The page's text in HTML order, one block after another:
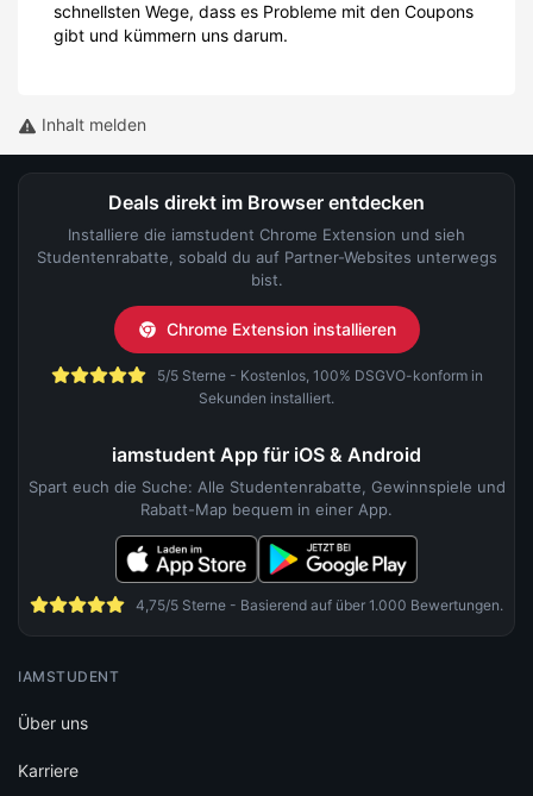
schnellsten Wege, dass es Probleme mit den Coupons
gibt und kümmern uns darum.
Inhalt melden
Deals direkt im Browser entdecken
Installiere die iamstudent Chrome Extension und sieh
Studentenrabatte, sobald du auf Partner-Websites unterwegs
bist.
Chrome Extension installieren
5/5 Sterne - Kostenlos, 100% DSGVO-konform in
Sekunden installiert.
iamstudent App für iOS & Android
Spart euch die Suche: Alle Studentenrabatte, Gewinnspiele und
Rabatt-Map bequem in einer App.
4,75/5 Sterne - Basierend auf über 1.000 Bewertungen.
IAMSTUDENT
Über uns
Karriere